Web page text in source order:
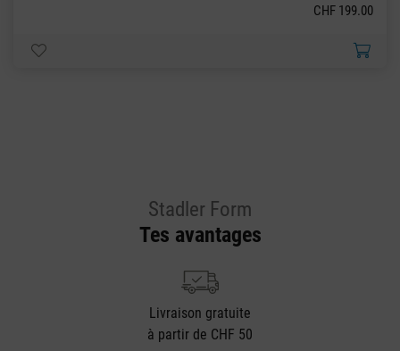
CHF 199.00
Stadler Form
Tes avantages
Livraison gratuite
à partir de CHF 50